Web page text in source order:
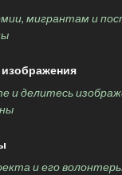
мигрантам и
изображения
и делитесь
и его